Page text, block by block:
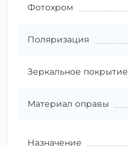
Фотохром
Поляризация
Зеркальное покрытие
Материал оправы
Назначение